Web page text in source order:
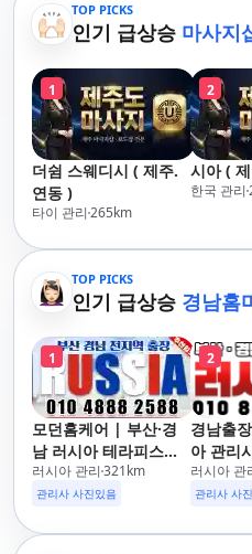
TOP PICKS
인기 급상승 마사지
1
더쉼 스웨디시 ( 제주.
연동 )
타이 관리 265km
2
시아 (
한국 관리
TOP PICKS
인기 급상승 경남홈
1
모던홈케어 | 부산·경
남 러시아 테라피스트
방문 마사지
러시아 관리 321km
관리사 사진있음
2
경남출
아 관리
러시아 관
관리사 사